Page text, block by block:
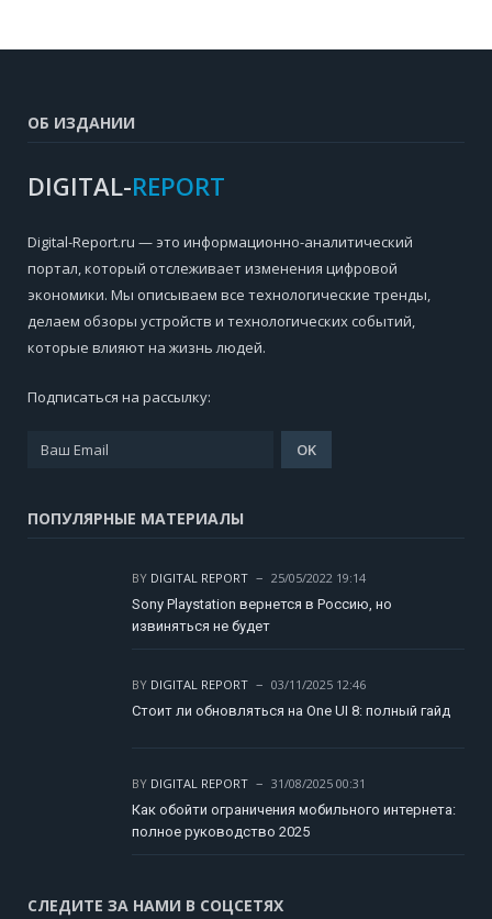
ОБ ИЗДАНИИ
DIGITAL-REPORT
Digital-Report.ru — это информационно-аналитический
портал, который отслеживает изменения цифровой
экономики. Мы описываем все технологические тренды,
делаем обзоры устройств и технологических событий,
которые влияют на жизнь людей.
Подписаться на рассылку:
ПОПУЛЯРНЫЕ МАТЕРИАЛЫ
BY DIGITAL REPORT
25/05/2022 19:14
Sony Playstation вернется в Россию, но
извиняться не будет
BY DIGITAL REPORT
03/11/2025 12:46
Стоит ли обновляться на One UI 8: полный гайд
BY DIGITAL REPORT
31/08/2025 00:31
Как обойти ограничения мобильного интернета:
полное руководство 2025
СЛЕДИТЕ ЗА НАМИ В СОЦСЕТЯХ